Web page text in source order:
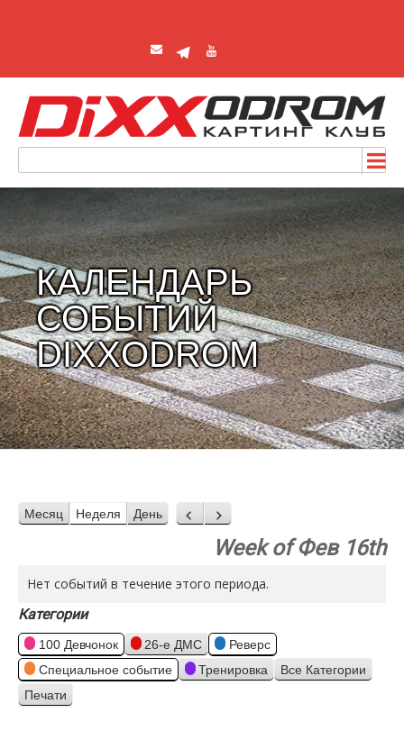
КАЛЕНДАРЬ
СОБЫТИЙ
DIXXODROM
Месяц Неделя День Назад
Вперед
Week of Фев 16th
Нет событий в течение этого периода.
Категории
100 Девчонок 26-е ДМС
Реверс
Специальное событие
Тренировка Все Категории
Просмотр
Печати